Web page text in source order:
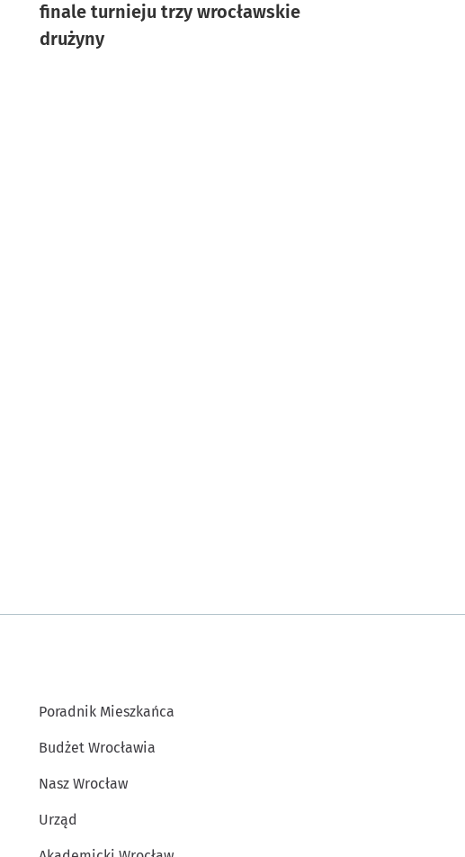
finale turnieju trzy wrocławskie
drużyny
Poradnik Mieszkańca
Budżet Wrocławia
Nasz Wrocław
Urząd